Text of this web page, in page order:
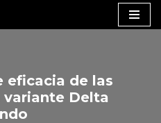
eficacia de las
variante Delta